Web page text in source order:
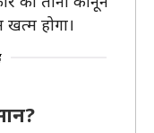
होगा।